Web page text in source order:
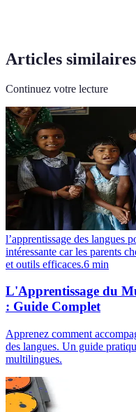
Articles similaires
Continuez votre lecture
l’apprentissage des langues
intéressante car les parents
et outils efficaces.6 min
L'Apprentissage du
: Guide Complet
Apprenez comment
des langues. Un guide
multilingues.